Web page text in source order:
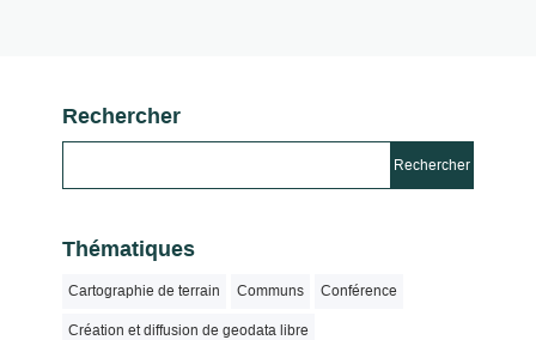
Rechercher
Thématiques
Cartographie de terrain Communs Conférence
Création et diffusion de geodata libre